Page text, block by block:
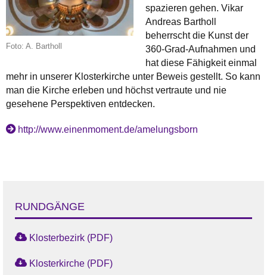
Foto: A. Bartholl
spazieren gehen. Vikar
Andreas Bartholl
beherrscht die Kunst der
360-Grad-Aufnahmen und
hat diese Fähigkeit einmal
mehr in unserer Klosterkirche unter Beweis gestellt. So kann
man die Kirche erleben und höchst vertraute und nie
gesehene Perspektiven entdecken.
http://www.einenmoment.de/amelungsborn
RUNDGÄNGE
Klosterbezirk (PDF)
Klosterkirche (PDF)